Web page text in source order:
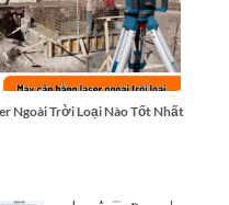
Ngoài Trời Loại Nào Tốt Nhất